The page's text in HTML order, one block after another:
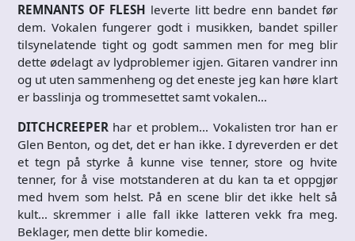
REMNANTS OF FLESH leverte litt bedre enn bandet før
dem. Vokalen fungerer godt i musikken, bandet spiller
tilsynelatende tight og godt sammen men for meg blir
dette ødelagt av lydproblemer igjen. Gitaren vandrer inn
og ut uten sammenheng og det eneste jeg kan høre klart
er basslinja og trommesettet samt vokalen…
DITCHCREEPER har et problem… Vokalisten tror han er
Glen Benton, og det, det er han ikke. I dyreverden er det
et tegn på styrke å kunne vise tenner, store og hvite
tenner, for å vise motstanderen at du kan ta et oppgjør
med hvem som helst. På en scene blir det ikke helt så
kult… skremmer i alle fall ikke latteren vekk fra meg.
Beklager, men dette blir komedie.